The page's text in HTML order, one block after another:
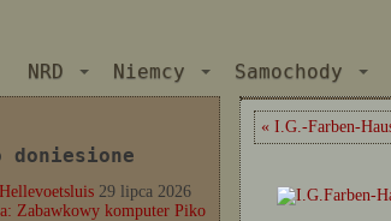
NRD Niemcy Samochody
doniesione
29 lipca 2026
Zabawkowy komputer Piko
« I.G.-Farben-